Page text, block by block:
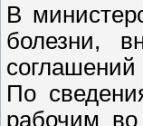
В
болезни,
По
рабочим